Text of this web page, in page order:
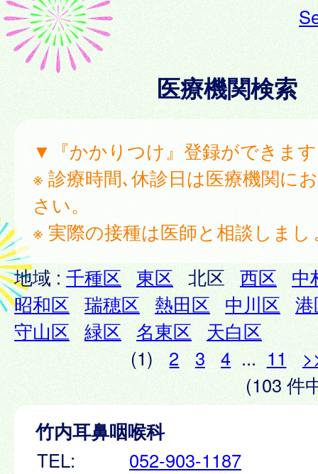
医療機関検索
▼『かかりつけ』登録ができま
※ 診療時間､休診日は医療機関に
さい。
※ 実際の接種は医師と相談しまし
地域 :千種区 東区 北区 西区 中
昭和区
瑞穂区 熱田区 中川区
守山区 緑区 名東区 天白区
(1)
2 3 4 ... 11
(103 件
竹内耳鼻咽喉科
TEL:
052-903-1187